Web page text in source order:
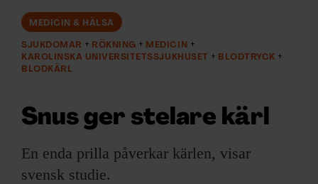
NYHETSBREV
ARKIV & E-TIDNING
LYSSNA/PODD
MEDICIN & HÄLSA
SJUKDOMAR RÖKNING
MEDICIN
KAROLINSKA UNIVERSITETSSJUKHUSET
BLODTRYCK
BLODKÄRL
Snus ger stelare kärl
En enda prilla påverkar kärlen, visar
svensk studie.